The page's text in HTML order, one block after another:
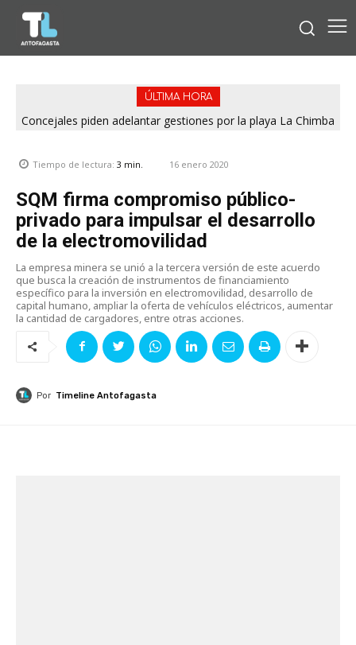
ÚLTIMA HORA
Concejales piden adelantar gestiones por la playa La Chimba
Tiempo de lectura: 3 min. 16 enero 2020
SQM firma compromiso público-
privado para impulsar el desarrollo
de la electromovilidad
La empresa minera se unió a la tercera versión de este acuerdo
que busca la creación de instrumentos de financiamiento
específico para la inversión en electromovilidad, desarrollo de
capital humano, ampliar la oferta de vehículos eléctricos, aumentar
la cantidad de cargadores, entre otras acciones.
Por Timeline Antofagasta